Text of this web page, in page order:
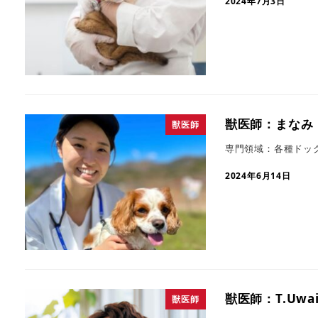
獣医師 獣医師：まなみ
専門領域：各種ドッ
2024年6月14日
獣医師 獣医師：T.Uwai